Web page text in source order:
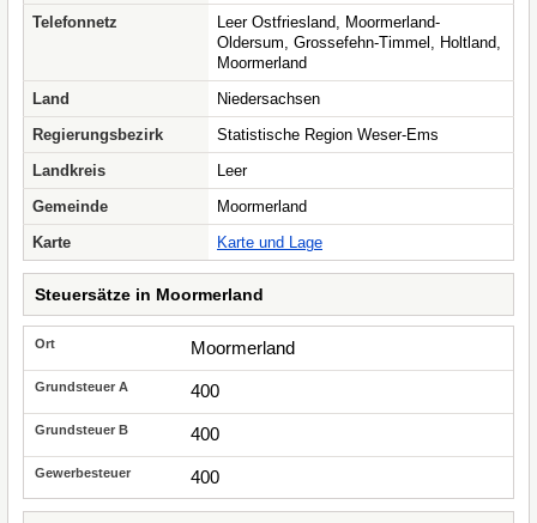
Telefonnetz
Leer Ostfriesland, Moormerland-
Oldersum, Grossefehn-Timmel, Holtland,
Moormerland
Land
Niedersachsen
Regierungsbezirk
Statistische Region Weser-Ems
Landkreis
Leer
Gemeinde
Moormerland
Karte
Karte und Lage
Steuersätze in Moormerland
Moormerland
400
400
400